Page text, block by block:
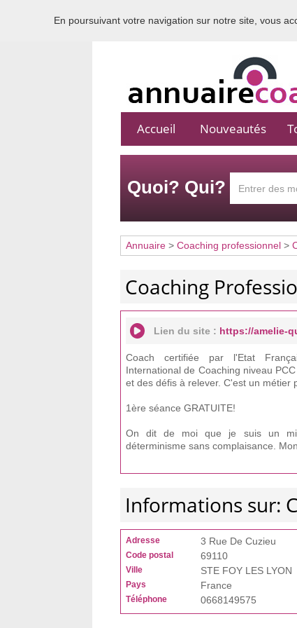
Accueil Nouveautés
Quoi? Qui?
Annuaire > Coaching professionnel >
Coaching
Lien du site : https://amelie-
Coach certifiée par l'Etat
International de Coaching niveau
et des défis à relever. C'est un métier
1ère séance GRATUITE!
On dit de moi que je suis un
déterminisme sans complaisance.
Informations sur:
Adresse 3 Rue De Cuzieu
Code postal 69110
Ville STE FOY LES LYON
Pays France
Téléphone 0668149575
En poursuivant votre navigation sur notre site, vous